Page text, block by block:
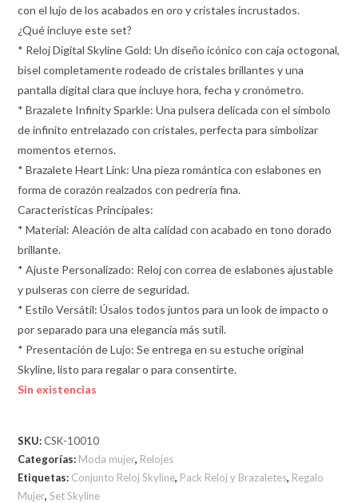
con el lujo de los acabados en oro y cristales incrustados.
¿Qué incluye este set?
* Reloj Digital Skyline Gold: Un diseño icónico con caja octogonal,
bisel completamente rodeado de cristales brillantes y una
pantalla digital clara que incluye hora, fecha y cronómetro.
* Brazalete Infinity Sparkle: Una pulsera delicada con el símbolo
de infinito entrelazado con cristales, perfecta para simbolizar
momentos eternos.
* Brazalete Heart Link: Una pieza romántica con eslabones en
forma de corazón realzados con pedrería fina.
Características Principales:
* Material: Aleación de alta calidad con acabado en tono dorado
brillante.
* Ajuste Personalizado: Reloj con correa de eslabones ajustable
y pulseras con cierre de seguridad.
* Estilo Versátil: Úsalos todos juntos para un look de impacto o
por separado para una elegancia más sutil.
* Presentación de Lujo: Se entrega en su estuche original
Skyline, listo para regalar o para consentirte.
Sin existencias
SKU:CSK-10010
Categorías: Moda mujer, Relojes
Etiquetas: Conjunto Reloj Skyline, Pack Reloj y Brazaletes, Regalo
Mujer,Set Skyline